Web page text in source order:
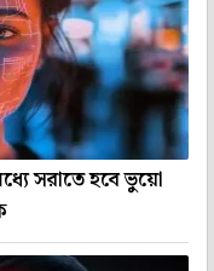
সরাতে হবে ভুয়ো